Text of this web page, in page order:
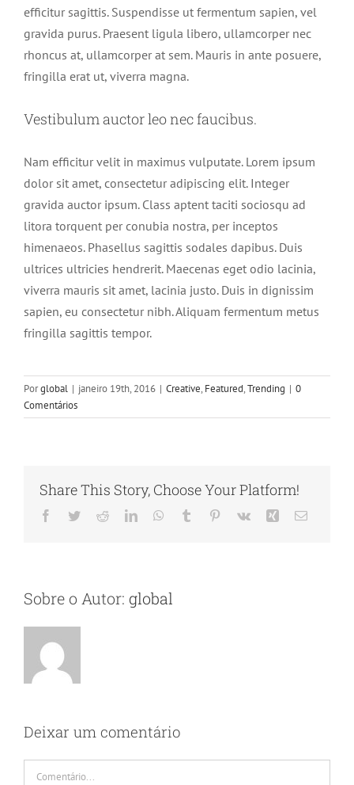
efficitur sagittis. Suspendisse ut fermentum sapien, vel
gravida purus. Praesent ligula libero, ullamcorper nec
rhoncus at, ullamcorper at sem. Mauris in ante posuere,
fringilla erat ut, viverra magna.
Vestibulum auctor leo nec faucibus.
Nam efficitur velit in maximus vulputate. Lorem ipsum
dolor sit amet, consectetur adipiscing elit. Integer
gravida auctor ipsum. Class aptent taciti sociosqu ad
litora torquent per conubia nostra, per inceptos
himenaeos. Phasellus sagittis sodales dapibus. Duis
ultrices ultricies hendrerit. Maecenas eget odio lacinia,
viverra mauris sit amet, lacinia justo. Duis in dignissim
sapien, eu consectetur nibh. Aliquam fermentum metus
fringilla sagittis tempor.
Porglobal | janeiro 19th, 2016 | Creative, Featured,Trending | 0
Comentários
Share This Story, Choose Your Platform!
Facebook
TwitterRedditLinkedInWhatsApp
Tumblr Pinterest
Vk Xing E-
Sobre o Autor: global
Deixar um comentário
Comentário